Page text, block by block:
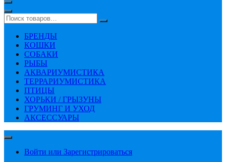
БРЕНДЫ
КОШКИ
СОБАКИ
РЫБЫ
АКВАРИУМИСТИКА
ТЕРРАРИУМИСТИКА
ПТИЦЫ
ХОРЬКИ / ГРЫЗУНЫ
ГРУМИНГ И УХОД
АКСЕССУАРЫ
Войти или Зарегистрироваться